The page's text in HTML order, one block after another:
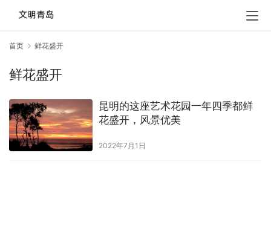
首页 鲜花盛开
鲜花盛开
昆明的这座艺术花园一年四季都鲜
花盛开，风景优美
2022年7月1日